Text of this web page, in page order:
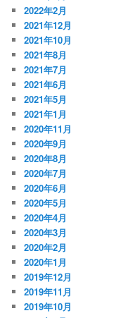
2022年2月
2021年12月
2021年10月
2021年8月
2021年7月
2021年6月
2021年5月
2021年1月
2020年11月
2020年9月
2020年8月
2020年7月
2020年6月
2020年5月
2020年4月
2020年3月
2020年2月
2020年1月
2019年12月
2019年11月
2019年10月